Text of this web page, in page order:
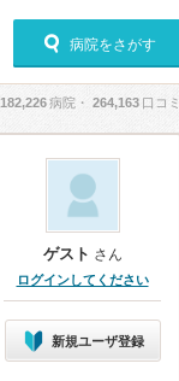
病院をさがす
182,226病院・ 264,163 口コミ
ゲスト さん
ログインしてください
新規ユーザ登録